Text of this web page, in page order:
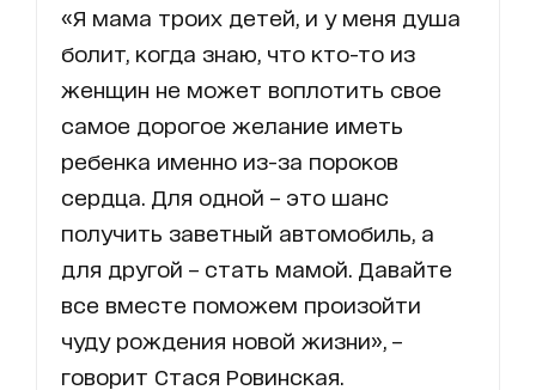
«Я мама троих детей, и у меня душа
болит, когда знаю, что кто-то из
женщин не может воплотить свое
самое дорогое желание иметь
ребенка именно из-за пороков
сердца. Для одной – это шанс
получить заветный автомобиль, а
для другой – стать мамой. Давайте
все вместе поможем произойти
чуду рождения новой жизни», –
говорит Стася Ровинская.